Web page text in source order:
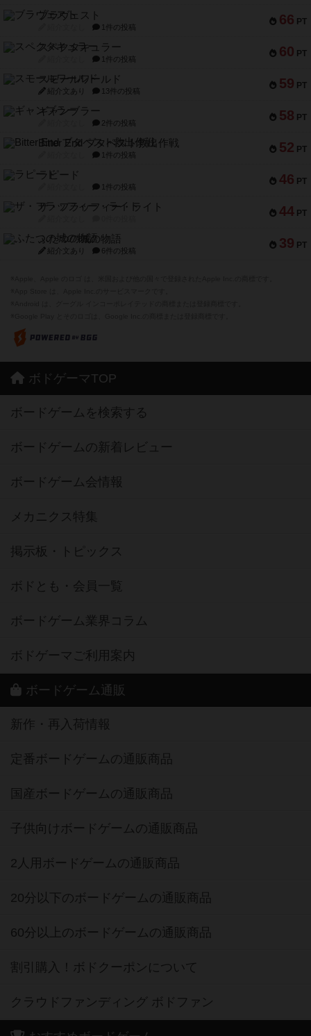
66 PT
ブラヴェスト
1件の投稿
60 PT
スペクタキュラー
1件の投稿
59 PT
スモールワールド
紹介文あり 13件の投稿
58 PT
ギャンブラー
2件の投稿
52 PT
Bitter End ブタペスト救出作戦
1件の投稿
46 PT
ラピード
1件の投稿
44 PT
ザ・フラッフィー・ライト
39 PT
ふたつの城の物語
紹介文あり 6件の投稿
ボドゲーマTOP
ボードゲームを検索する
ボードゲームの新着レビュー
ボードゲーム会情報
メカニクス特集
掲示板・トピックス
ボドとも・会員一覧
ボードゲーム業界コラム
ボドゲーマご利用案内
ボードゲーム通販
新作・再入荷情報
定番ボードゲームの通販商品
国産ボードゲームの通販商品
子供向けボードゲームの通販商品
2人用ボードゲームの通販商品
20分以下のボードゲームの通販商品
60分以上のボードゲームの通販商品
割引購入！ボドクーポンについて
クラウドファンディング ボドファン